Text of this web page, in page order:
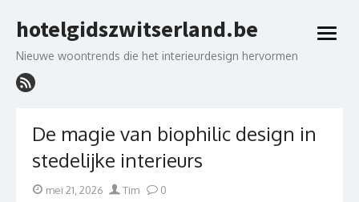
to
hotelgidszwitserland.be
Nieuwe woontrends die het interieurdesign hervormen
open
De magie van biophilic design in
stedelijke interieurs
Postedmei 21, 2026 Author
Tim 0